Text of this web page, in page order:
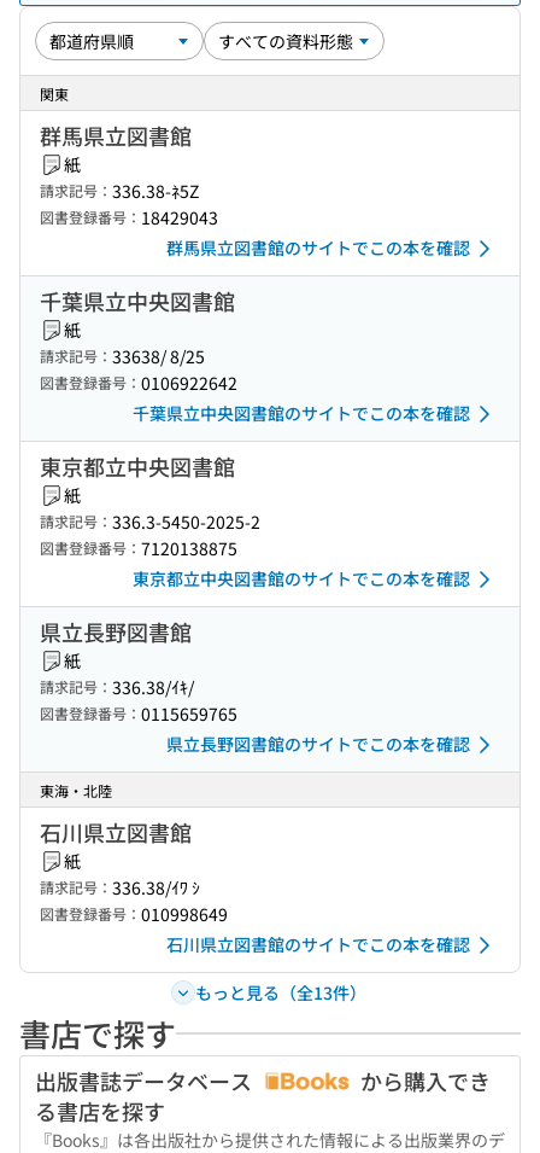
関東
群馬県立図書館
紙
請求記号： 336.38-ﾈ5Z
図書登録番号： 18429043
群馬県立図書館のサイトでこの本を確認
千葉県立中央図書館
紙
請求記号： 33638/ 8/25
図書登録番号： 0106922642
千葉県立中央図書館のサイトでこの本を確認
東京都立中央図書館
紙
請求記号： 336.3-5450-2025-2
図書登録番号： 7120138875
東京都立中央図書館のサイトでこの本を確認
県立長野図書館
紙
請求記号： 336.38/ｲｷ/
図書登録番号： 0115659765
県立長野図書館のサイトでこの本を確認
東海・北陸
石川県立図書館
紙
請求記号： 336.38/ｲﾜ ｼ
図書登録番号： 010998649
石川県立図書館のサイトでこの本を確認
もっと見る（全13件）
書店で探す
出版書誌データベース
から購入でき
る書店を探す
『Books』は各出版社から提供された情報による出版業界のデ